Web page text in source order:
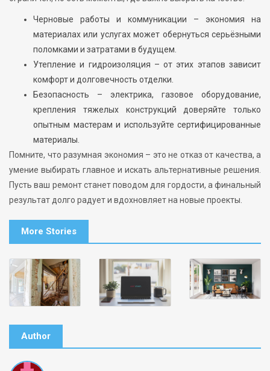
Черновые работы и коммуникации – экономия на
материалах или услугах может обернуться серьёзными
поломками и затратами в будущем.
Утепление и гидроизоляция – от этих этапов зависит
комфорт и долговечность отделки.
Безопасность – электрика, газовое оборудование,
крепления тяжелых конструкций доверяйте только
опытным мастерам и используйте сертифицированные
материалы.
Помните, что разумная экономия – это не отказ от качества, а
умение выбирать главное и искать альтернативные решения.
Пусть ваш ремонт станет поводом для гордости, а финальный
результат долго радует и вдохновляет на новые проекты.
More Stories
Author